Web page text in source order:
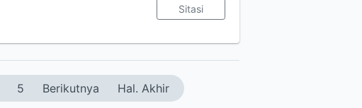
Sitasi
5 Berikutnya Hal. Akhir